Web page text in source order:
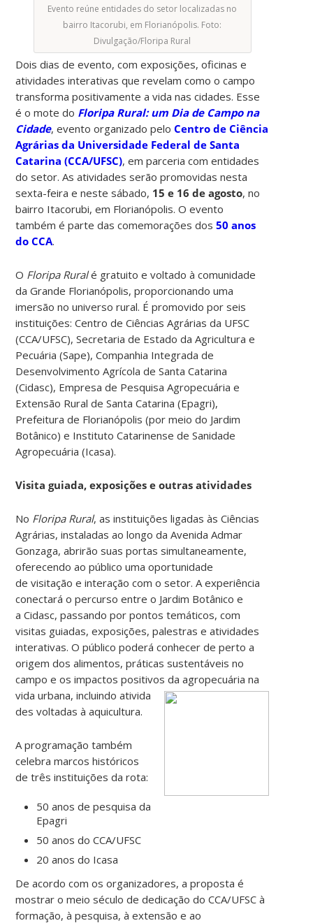
Evento reúne entidades do setor localizadas no
bairro Itacorubi, em Florianópolis. Foto:
Divulgação/Floripa Rural
Dois dias de evento, com exposições, oficinas e
atividades interativas que revelam como o campo
transforma positivamente a vida nas cidades. Esse
é o mote do Floripa Rural: um Dia de Campo na
Cidade, evento organizado peloCentro de Ciência
Agrárias da Universidade Federal de Santa
Catarina (CCA/UFSC), em parceria com entidades
do setor. As atividades serão promovidas nesta
sexta-feira e neste sábado, 15 e 16 de agosto, no
bairro Itacorubi, em Florianópolis. O evento
também é parte das comemorações dos50 anos
do CCA.
O Floripa Ruralé gratuito e voltado à comunidade
da Grande Florianópolis, proporcionando uma
imersão no universo rural. É promovido por seis
instituições: Centro de Ciências Agrárias da UFSC
(CCA/UFSC), Secretaria de Estado da Agricultura e
Pecuária (Sape), Companhia Integrada de
Desenvolvimento Agrícola de Santa Catarina
(Cidasc), Empresa de Pesquisa Agropecuária e
Extensão Rural de Santa Catarina (Epagri),
Prefeitura de Florianópolis (por meio do Jardim
Botânico) e Instituto Catarinense de Sanidade
Agropecuária (Icasa).
Visita guiada, exposições e outras atividades
No Floripa Rural, as instituições ligadas às Ciências
Agrárias, instaladas ao longo da Avenida Admar
Gonzaga, abrirão suas portas simultaneamente,
oferecendo ao público uma oportunidade
de visitação e interação com o setor. A experiência
conectará o percurso entre o Jardim Botânico e
a Cidasc, passando por pontos temáticos, com
visitas guiadas, exposições, palestras e atividades
interativas. O público poderá conhecer de perto a
origem dos alimentos, práticas sustentáveis no
campo e os impactos positivos da agropecuária na
vida urbana, incluindo ativida
des voltadas à aquicultura.
A programação também
celebra marcos históricos
de três instituições da rota:
50 anos de pesquisa da
Epagri
50 anos do CCA/UFSC
20 anos do Icasa
De acordo com os organizadores, a proposta é
mostrar o meio século de dedicação do CCA/UFSC à
formação, à pesquisa, à extensão e ao